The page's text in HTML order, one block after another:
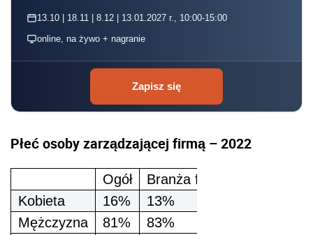
13.10 | 18.11 | 8.12 | 13.01.2027 r., 10:00-15:00
online, na żywo + nagranie
Zapisz się
Płeć osoby zarządzającej firmą – 2022
Ogół
Branża finansowo-
Kobieta
16%
13%
Mężczyzna
81%
83%